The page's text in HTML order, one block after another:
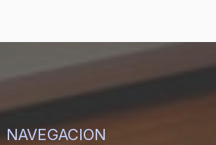
NAVEGACION